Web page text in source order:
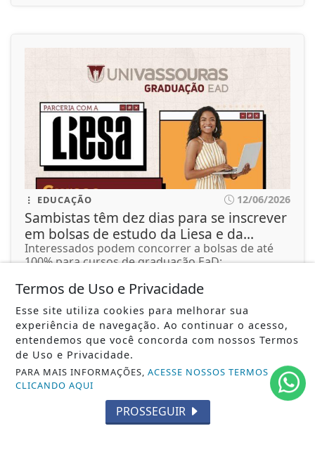
EDUCAÇÃO 12/06/2026
Sambistas têm dez dias para se inscrever
em bolsas de estudo da Liesa e da...
Interessados podem concorrer a bolsas de até
100% para cursos de graduação EaD;...
SIGA FERAS DO SAMBA NAS REDES SOCIAIS
Termos de Uso e Privacidade
Esse site utiliza cookies para melhorar sua
experiência de navegação. Ao continuar o acesso,
entendemos que você concorda com nossos Termos
de Uso e Privacidade.
PARA MAIS INFORMAÇÕES,ACESSE NOSSOS TERMOS
CLICANDO AQUI
PROSSEGUIR